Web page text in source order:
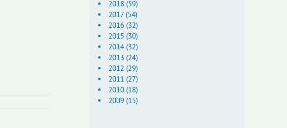
2018 (59)
2017 (54)
2016 (32)
2015 (30)
2014 (32)
2013 (24)
2012 (29)
2011 (27)
2010 (18)
2009 (15)